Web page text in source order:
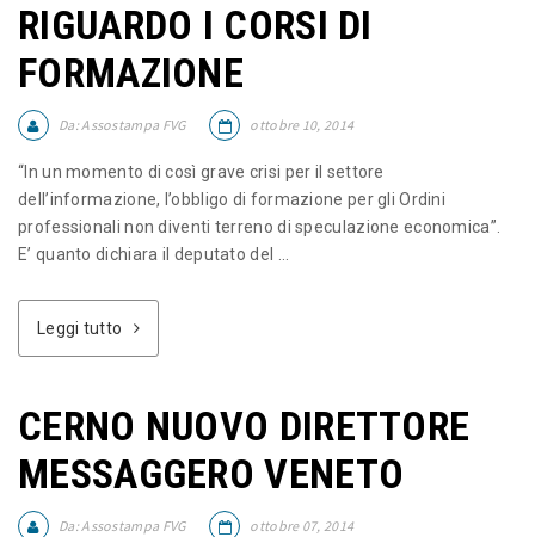
RIGUARDO I CORSI DI
FORMAZIONE
Da:Assostampa FVG ottobre 10, 2014
“In un momento di così grave crisi per il settore
dell’informazione, l’obbligo di formazione per gli Ordini
professionali non diventi terreno di speculazione economica”.
E’ quanto dichiara il deputato del ...
Leggi tutto
CERNO NUOVO DIRETTORE
MESSAGGERO VENETO
Da:Assostampa FVG ottobre 07, 2014